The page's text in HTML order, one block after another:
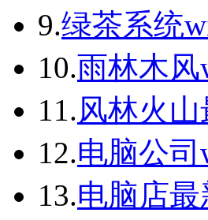
9.绿茶系统
10.雨林木
11.风林火
12.电脑公
13.电脑店